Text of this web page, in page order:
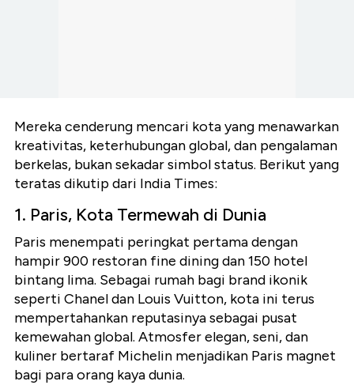
Mereka cenderung mencari kota yang menawarkan
kreativitas, keterhubungan global, dan pengalaman
berkelas, bukan sekadar simbol status. Berikut yang
teratas dikutip dari India Times:
1. Paris, Kota Termewah di Dunia
Paris menempati peringkat pertama dengan
hampir 900 restoran fine dining dan 150 hotel
bintang lima. Sebagai rumah bagi brand ikonik
seperti Chanel dan Louis Vuitton, kota ini terus
mempertahankan reputasinya sebagai pusat
kemewahan global. Atmosfer elegan, seni, dan
kuliner bertaraf Michelin menjadikan Paris magnet
bagi para orang kaya dunia.